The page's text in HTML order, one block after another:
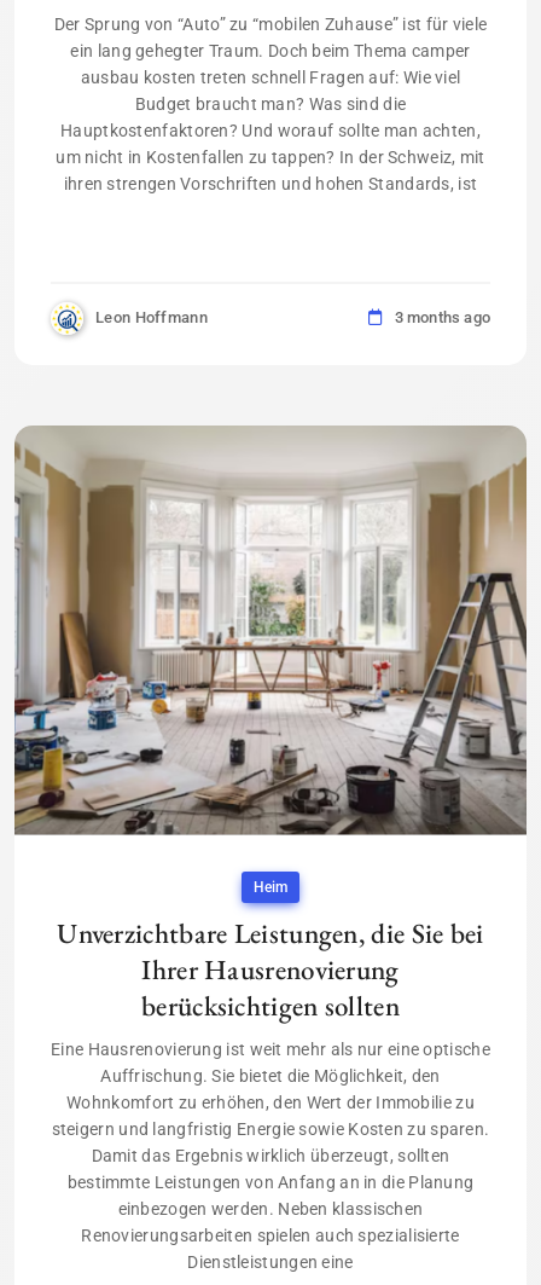
Der Sprung von “Auto” zu “mobilen Zuhause” ist für viele
ein lang gehegter Traum. Doch beim Thema camper
ausbau kosten treten schnell Fragen auf: Wie viel
Budget braucht man? Was sind die
Hauptkostenfaktoren? Und worauf sollte man achten,
um nicht in Kostenfallen zu tappen? In der Schweiz, mit
ihren strengen Vorschriften und hohen Standards, ist
Leon Hoffmann 3 months ago
Heim
Unverzichtbare Leistungen, die Sie bei
Ihrer Hausrenovierung
berücksichtigen sollten
Eine Hausrenovierung ist weit mehr als nur eine optische
Auffrischung. Sie bietet die Möglichkeit, den
Wohnkomfort zu erhöhen, den Wert der Immobilie zu
steigern und langfristig Energie sowie Kosten zu sparen.
Damit das Ergebnis wirklich überzeugt, sollten
bestimmte Leistungen von Anfang an in die Planung
einbezogen werden. Neben klassischen
Renovierungsarbeiten spielen auch spezialisierte
Dienstleistungen eine